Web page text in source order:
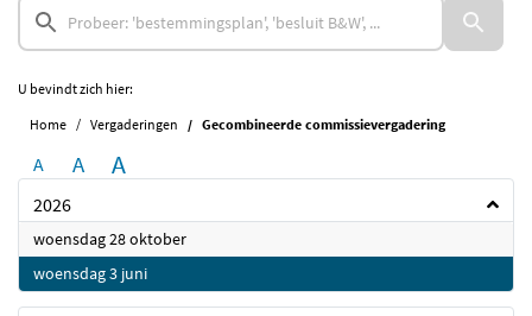
U bevindt zich hier:
Home
Vergaderingen Gecombineerde commissievergadering
A A A
2026
woensdag 28 oktober2026
woensdag 3 juni2026